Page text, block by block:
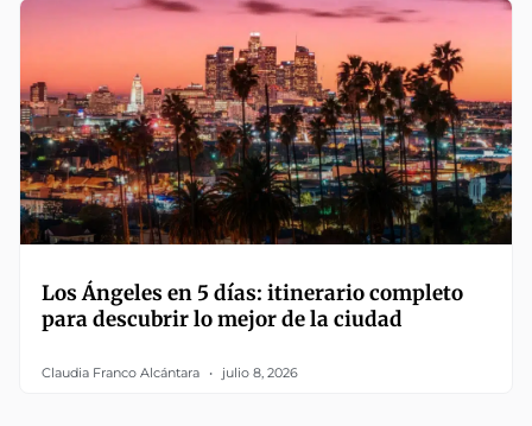
Los Ángeles en 5 días: itinerario completo
para descubrir lo mejor de la ciudad
Claudia Franco Alcántara julio 8, 2026